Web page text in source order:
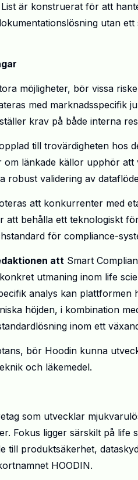
är konstruerat för att
utan
möjligheter, bör vissa
med marknadsspecifik
krav på både interna
till trovärdigheten hos
om länkade källor upphör
robust validering av
att konkurrenter med
att behålla ett teknologiskt
för compliance-
att Smart
utmaning inom life
analys kan
höjden, i kombination
inom ett
bör Hoodin kunna
och läkemedel.
som utvecklar
Fokus ligger särskilt på
till produktsäkerhet,
HOODIN.